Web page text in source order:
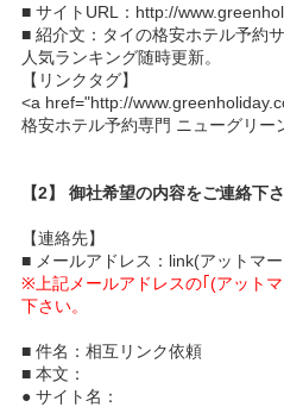
■ サイトURL：http://
■ 紹介文：タイの格安ホテル予約
人気ランキング随時更新。
【リンクタグ】
<a href="http://
格安ホテル予約専門 ニューグリー
【2】 御社希望の内容をご連絡下さ
【連絡先】
■ メールアドレス：link(アットマ
※上記メールアドレスの｢(アット
下さい。
■ 件名：相互リンク依頼
■ 本文：
● サイト名：